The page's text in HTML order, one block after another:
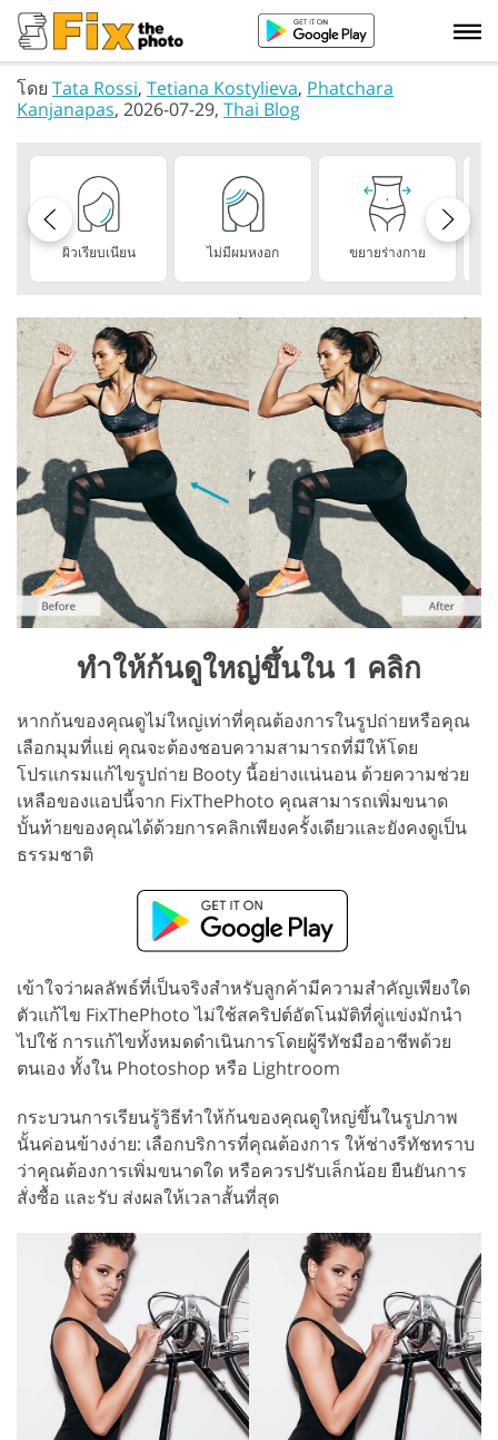
โดย Tata Rossi, Tetiana Kostylieva, Phatchara
Kanjanapas, 2026-07-29, Thai Blog
ผิวเรียบเนียน ไม่มีผมหงอก ขยายร่างกาย
ทำให้ก้นดูใหญ่ขึ้นใน 1 คลิก
หากก้นของคุณดูไม่ใหญ่เท่าที่คุณต้องการในรูปถ่ายหรือคุณ
เลือกมุมที่แย่ คุณจะต้องชอบความสามารถที่มีให้โดย
โปรแกรมแก้ไขรูปถ่าย Booty นี้อย่างแน่นอน ด้วยความช่วย
เหลือของแอปนี้จาก FixThePhoto คุณสามารถเพิ่มขนาด
บั้นท้ายของคุณได้ด้วยการคลิกเพียงครั้งเดียวและยังคงดูเป็น
ธรรมชาติ
เข้าใจว่าผลลัพธ์ที่เป็นจริงสำหรับลูกค้ามีความสำคัญเพียงใด
ตัวแก้ไข FixThePhoto ไม่ใช้สคริปต์อัตโนมัติที่คู่แข่งมักนำ
ไปใช้ การแก้ไขทั้งหมดดำเนินการโดยผู้รีทัชมืออาชีพด้วย
ตนเอง ทั้งใน Photoshop หรือ Lightroom
กระบวนการเรียนรู้วิธีทำให้ก้นของคุณดูใหญ่ขึ้นในรูปภาพ
นั้นค่อนข้างง่าย: เลือกบริการที่คุณต้องการ ให้ช่างรีทัชทราบ
ว่าคุณต้องการเพิ่มขนาดใด หรือควรปรับเล็กน้อย ยืนยันการ
สั่งซื้อ และรับ ส่งผลให้เวลาสั้นที่สุด